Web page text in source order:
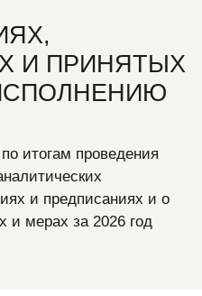
И ПРИНЯТЫХ
итогам проведения
и предписаниях и о
и мерах за 2026 год